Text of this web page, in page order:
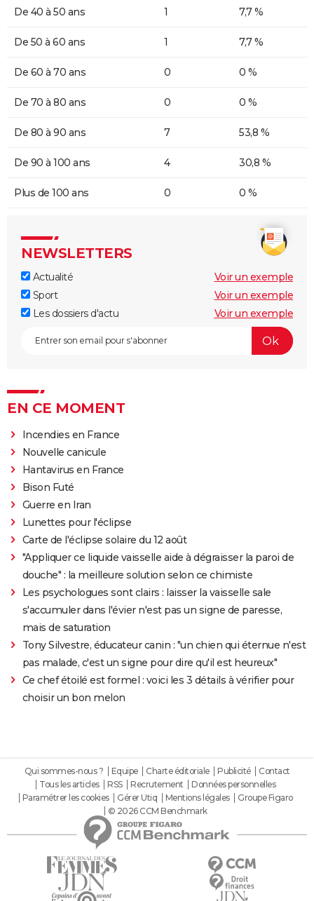
De 40 à 50 ans 1 7,7 %
De 50 à 60 ans 1 7,7 %
De 60 à 70 ans 0 0 %
De 70 à 80 ans 0 0 %
De 80 à 90 ans 7 53,8 %
De 90 à 100 ans 4 30,8 %
Plus de 100 ans 0 0 %
NEWSLETTERS
Actualité
Voir un exemple
Sport
Voir un exemple
Les dossiers d'actu
Voir un exemple
EN CE MOMENT
Incendies en France
Nouvelle canicule
Hantavirus en France
Bison Futé
Guerre en Iran
Lunettes pour l'éclipse
Carte de l'éclipse solaire du 12 août
"Appliquer ce liquide vaisselle aide à dégraisser la paroi de
douche" : la meilleure solution selon ce chimiste
Les psychologues sont clairs : laisser la vaisselle sale
s'accumuler dans l'évier n'est pas un signe de paresse,
mais de saturation
Tony Silvestre, éducateur canin : "un chien qui éternue n'est
pas malade, c'est un signe pour dire qu'il est heureux"
Ce chef étoilé est formel : voici les 3 détails à vérifier pour
choisir un bon melon
Qui sommes-nous ? Equipe Charte éditoriale Publicité
Contact
Tous les articles
RSS Recrutement
Données personnelles
Paramétrer les cookies
Gérer Utiq Mentions légales
Groupe Figaro
© 2026 CCM Benchmark